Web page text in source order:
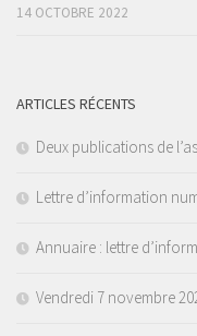
14 OCTOBRE 2022
ARTICLES RÉCENTS
Deux publications de
Lettre d’information
Annuaire : lettre
Vendredi 7 novembre